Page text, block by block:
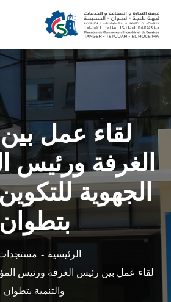
لقاء عمل
الغرفة ورئيس
الجهوية
بتطوان
الرئيسية
لقاء عمل بين رئيس الغرفة ورئيس
والتنمية بتطوان